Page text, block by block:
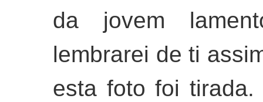
da jovem
lembrarei de ti
esta foto foi tirada.